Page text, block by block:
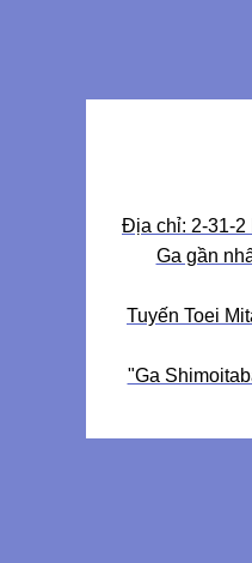
Địa chỉ: 2-31-2
Ga gần
Tuyến Toei
"Ga